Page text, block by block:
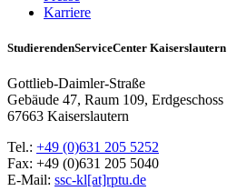
Karriere
StudierendenServiceCenter Kaiserslautern
Gottlieb-Daimler-Straße
Gebäude 47, Raum 109, Erdgeschoss
67663 Kaiserslautern
Tel.: +49 (0)631 205 5252
Fax: +49 (0)631 205 5040
E-Mail: ssc-kl[at]rptu.de